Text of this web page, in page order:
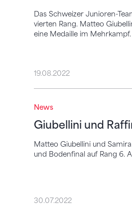
Das Schweizer Junioren-
vierten Rang. Matteo
eine Medaille im Mehrkampf.
19.08.2022
News
Giubellini und
Matteo Giubellini und
und Bodenfinal auf Rang 6.
Giubellini und Raffin
30.07.2022